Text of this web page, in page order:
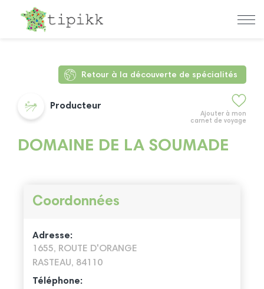
Retour à la découverte de spécialités
Ajouter à mon
carnet de voyage
Producteur
DOMAINE DE LA SOUMADE
Coordonnées
Adresse:
1655, ROUTE D'ORANGE
RASTEAU, 84110
Téléphone: